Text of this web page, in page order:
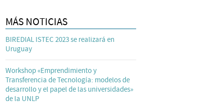
MÁS NOTICIAS
BIREDIAL ISTEC 2023 se realizará en
Uruguay
Workshop «Emprendimiento y
Transferencia de Tecnología: modelos de
desarrollo y el papel de las universidades»
de la UNLP